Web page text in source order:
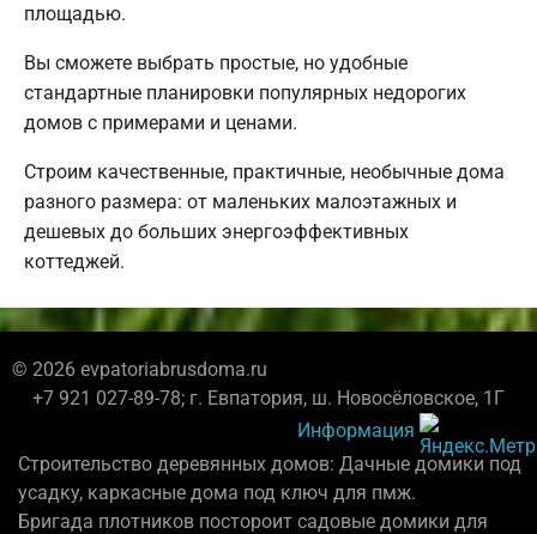
площадью.
Вы сможете выбрать простые, но удобные
стандартные планировки популярных недорогих
домов с примерами и ценами.
Строим качественные, практичные, необычные дома
разного размера: от маленьких малоэтажных и
дешевых до больших энергоэффективных
коттеджей.
© 2026 evpatoriabrusdoma.ru
+7 921 027-89-78; г. Евпатория, ш. Новосёловское, 1Г
Информация
Строительство деревянных домов: Дачные домики под
усадку, каркасные дома под ключ для пмж.
Бригада плотников постороит садовые домики для